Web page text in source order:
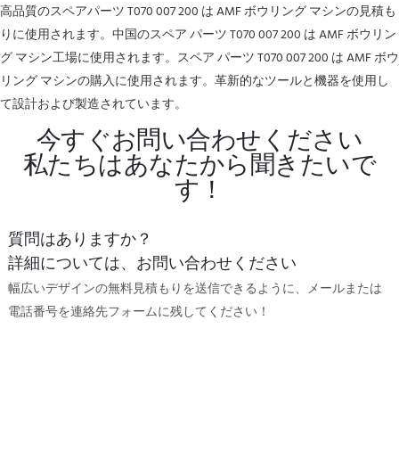
高品質のスペアパーツ T070 007 200 は AMF ボウリング マシンの見積も
りに使用されます。中国のスペア パーツ T070 007 200 は AMF ボウリン
グ マシン工場に使用されます。スペア パーツ T070 007 200 は AMF ボウ
リング マシンの購入に使用されます。革新的なツールと機器を使用し
て設計および製造されています。
今すぐお問い合わせください
私たちはあなたから聞きたいで
す！
質問はありますか？
詳細については、お問い合わせください
幅広いデザインの無料見積もりを送信できるように、メールまたは
電話番号を連絡先フォームに残してください！